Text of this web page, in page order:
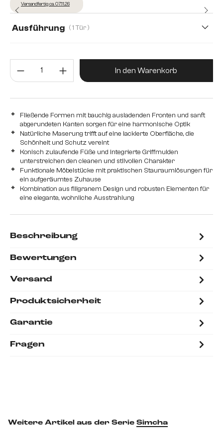
Versandfertig ca. 07.11.26
Ausführung ( 1 Tür )
Produkt Anzahl: Gib den
In den Warenkorb
Fließende Formen mit bauchig ausladenden Fronten und sanft
abgerundeten Kanten sorgen für eine harmonische Optik
Natürliche Maserung trifft auf eine lackierte Oberfläche, die
Schönheit und Schutz vereint
Konisch zulaufende Füße und integrierte Griffmulden
unterstreichen den cleanen und stilvollen Charakter
Funktionale Möbelstücke mit praktischen Stauraumlösungen für
ein aufgeräumtes Zuhause
Kombination aus filigranem Design und robusten Elementen für
eine elegante, wohnliche Ausstrahlung
Beschreibung
Bewertungen
Versand
Produktsicherheit
Garantie
Fragen
Weitere Artikel aus der Serie Simcha